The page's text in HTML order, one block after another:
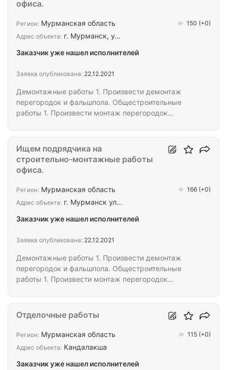
Демонтажные работы 1. Произвести демонтаж
перегородок и фальшпола. Общестроительные
работы 1. Произвести монтаж перегородок
перекрытия до перекрытия из ГКЛ в 2 слоя с двух
сторон от металлического каркаса, с оклейкой
гладкими обоями под покраску. 2. Произвести
монтаж бренд вола на ресепшене . 3. Произвести
монтаж напольной плитки в местах демонтажа
фальшпола и перегородок; 4. Произвести монтаж
потолочной плитки в местах…
офиса.
Регион: Мурманская область 150 (+0)
Адрес объекта: г. Мурманск, у…
Заказчик уже нашел исполнителей
Заявка опубликована: 22.12.2021
Демонтажные работы 1. Произвести демонтаж
перегородок и фальшпола. Общестроительные
работы 1. Произвести монтаж перегородок
перекрытия до перекрытия из ГКЛ в 2 слоя с двух
сторон от металлического каркаса, с оклейкой
гладкими обоями под покраску. 2. Произвести
монтаж бренд вола на ресепшене . 3. Произвести
монтаж напольной плитки в местах демонтажа
фальшпола и перегородок; 4. Произвести монтаж
Ищем подрядчика на
строительно-монтажные работы
офиса.
Регион: Мурманская область 166 (+0)
Адрес объекта: г. Мурманск ул…
Заказчик уже нашел исполнителей
Заявка опубликована: 22.12.2021
Отделочные работы
Регион: Мурманская область 115 (+0)
Адрес объекта: Кандалакша
Заказчик уже нашел исполнителей